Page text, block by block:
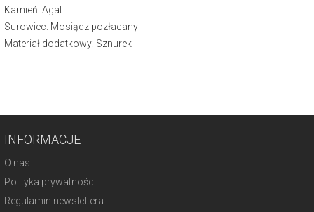
Kamień: Agat
Surowiec: Mosiądz pozłacany
Materiał dodatkowy: Sznurek
INFORMACJE
O nas
Polityka prywatności
Regulamin newslettera